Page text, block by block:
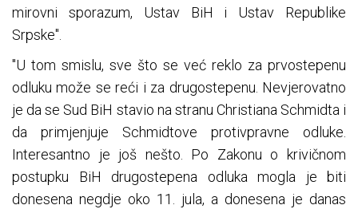
mirovni sporazum, Ustav BiH i Ustav Republike
Srpske".
"U tom smislu, sve što se već reklo za prvostepenu
odluku može se reći i za drugostepenu. Nevjerovatno
je da se Sud BiH stavio na stranu Christiana Schmidta i
da primjenjuje Schmidtove protivpravne odluke.
Interesantno je još nešto. Po Zakonu o krivičnom
postupku BiH drugostepena odluka mogla je biti
donesena negdje oko 11. jula, a donesena je danas